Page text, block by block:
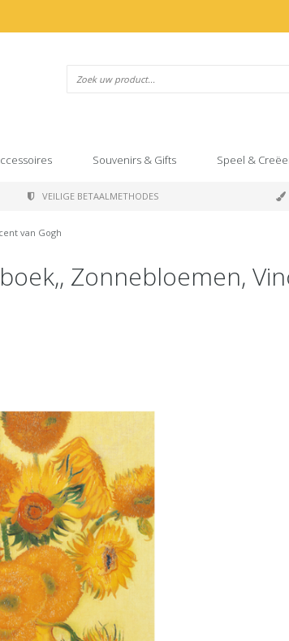
Souvenirs & Gifts Speel &
VEILIGE BETAALMETHODES
van Gogh
Zonnebloemen,